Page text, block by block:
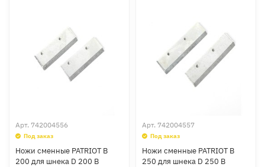
Арт. 742004556
Под заказ
Ножи сменные PATRIOT B
200 для шнека D 200 B
Арт. 742004557
Под заказ
Ножи сменные PATRIOT B
250 для шнека D 250 B